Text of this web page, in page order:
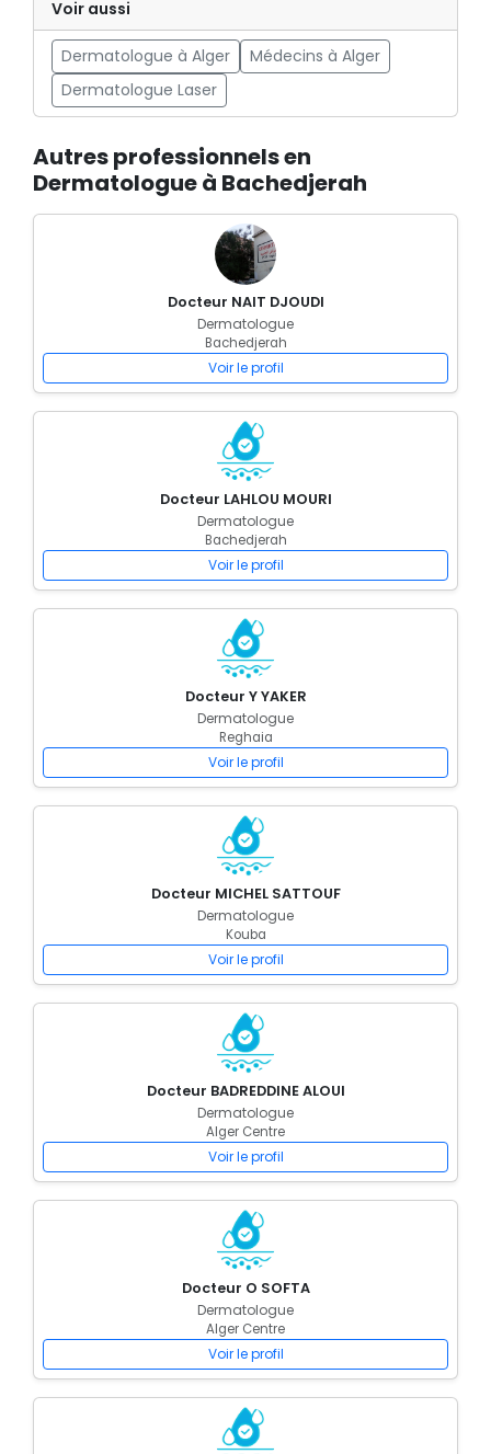
Voir aussi
Dermatologue à Alger
Médecins à Alger
Dermatologue Laser
Autres professionnels en
Dermatologue à Bachedjerah
Docteur NAIT DJOUDI
Dermatologue
Bachedjerah
Voir le profil
Docteur LAHLOU MOURI
Dermatologue
Bachedjerah
Voir le profil
Docteur Y YAKER
Dermatologue
Reghaia
Voir le profil
Docteur MICHEL SATTOUF
Dermatologue
Kouba
Voir le profil
Docteur BADREDDINE ALOUI
Dermatologue
Alger Centre
Voir le profil
Docteur O SOFTA
Dermatologue
Alger Centre
Voir le profil